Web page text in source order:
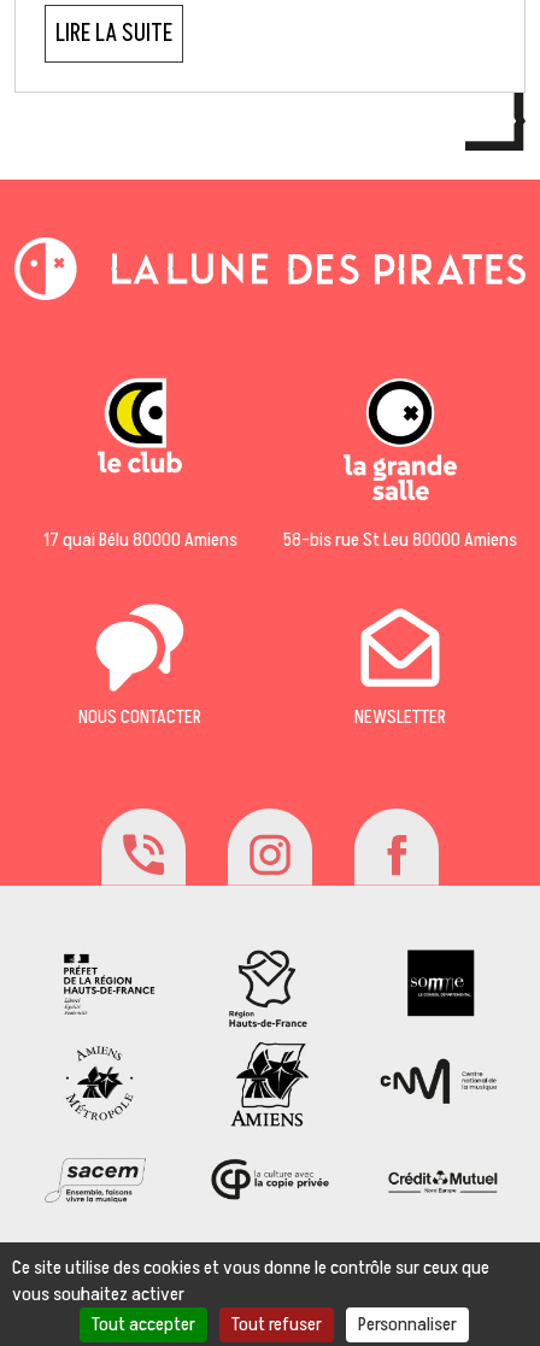
LIRE LA SUITE
17 quai Bélu 80000 Amiens 58-bis rue St Leu 80000 Amiens
NOUS CONTACTER NEWSLETTER
FAQ
Ce site utilise des cookies et vous donne le contrôle sur ceux que
vous souhaitez activer
Tout accepter
Tout refuser Personnaliser